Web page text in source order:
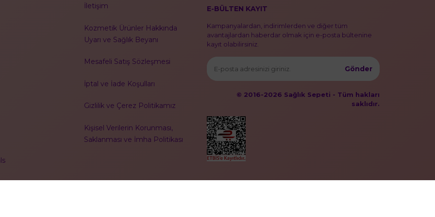
İletişim
Kozmetik Ürünler Hakkında
Uyarı ve Sağlık Beyanı
Mesafeli Satış Sözleşmesi
İptal ve İade Koşulları
Gizlilik ve Çerez Politikamız
Kişisel Verilerin Korunması,
Saklanması ve İmha Politikası
E-BÜLTEN KAYIT
Kampanyalardan, indirimlerden ve diğer tüm
avantajlardan haberdar olmak için e-posta bültenine
kayıt olabilirsiniz.
Gönder
© 2016-2026 Sağlık Sepeti - Tüm hakları
saklıdır.